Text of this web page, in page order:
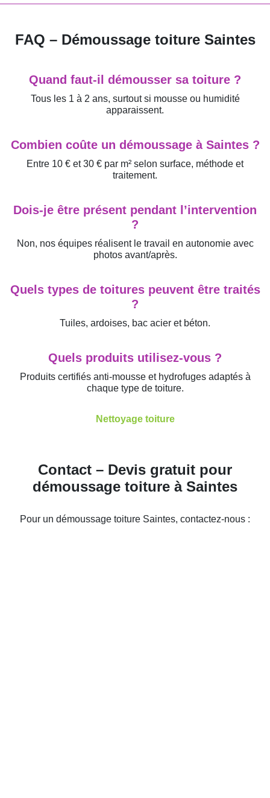
FAQ – Démoussage toiture Saintes
Quand faut-il démousser sa toiture ?
Tous les 1 à 2 ans, surtout si mousse ou humidité
apparaissent.
Combien coûte un démoussage à Saintes ?
Entre 10 € et 30 € par m² selon surface, méthode et
traitement.
Dois-je être présent pendant l’intervention
?
Non, nos équipes réalisent le travail en autonomie avec
photos avant/après.
Quels types de toitures peuvent être traités
?
Tuiles, ardoises, bac acier et béton.
Quels produits utilisez-vous ?
Produits certifiés anti-mousse et hydrofuges adaptés à
chaque type de toiture.
Nettoyage toiture
Contact – Devis gratuit pour
démoussage toiture à Saintes
Pour un démoussage toiture Saintes, contactez-nous :